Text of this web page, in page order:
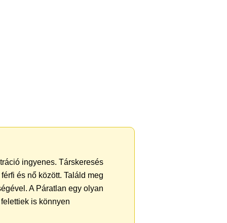
ingyenes. Társkeresés
és nő között. Találd meg
A Páratlan egy olyan
is könnyen